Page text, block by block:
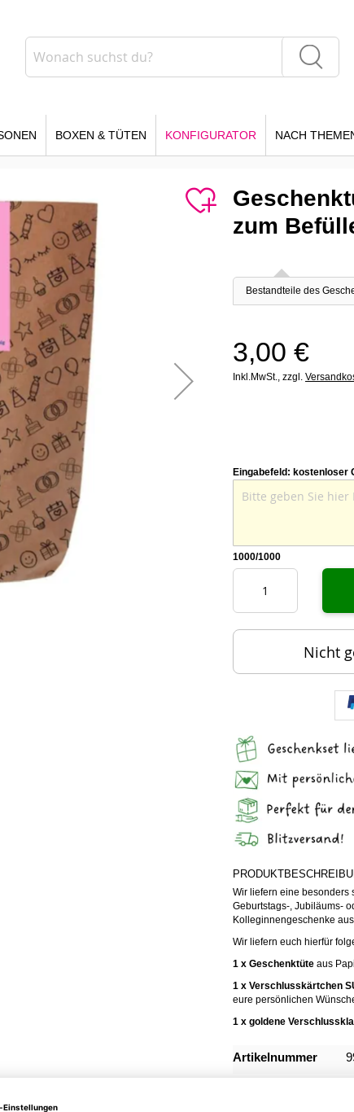
BOXEN & TÜTEN KONFIGURATOR NACH
zum
Bestandteile des
3,00 €
Inkl.MwSt., zzgl.
Eingabefeld: kostenloser
1000/1000
Nicht
Wir liefern eine besonders
Geburtstags-, Jubiläums-
Kolleginnengeschenke
Wir liefern euch hierfür
1 x Geschenktüte aus
1 x Verschlusskärtchen
eure persönlichen
1 x goldene
Mehr
Artikelnummer